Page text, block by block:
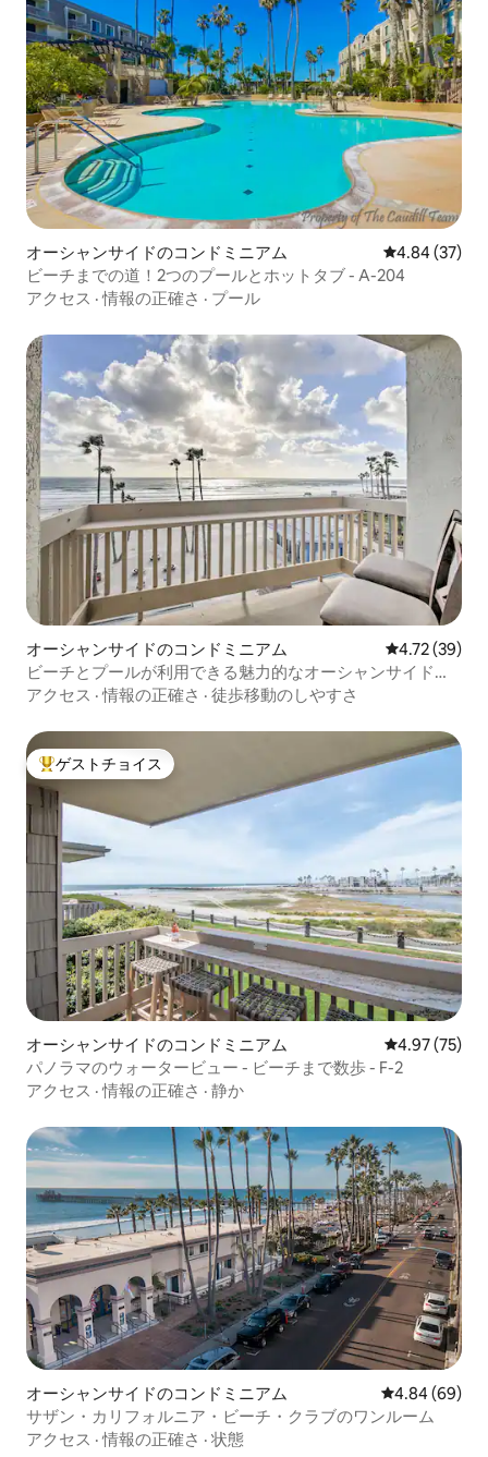
オーシャンサイドのコンドミニアム レビュー37
4.84 (37)
ビーチまでの道！2つのプールとホットタブ - A-204
アクセス ·情報の正確さ · プール
オーシャンサイドのコンドミニアム レビュー39
4.72 (39)
ビーチとプールが利用できる魅力的なオーシャンサイドの
コンドミニアム！
アクセス ·情報の正確さ · 徒歩移動のしやすさ
大好評のゲストチョイスです。
ゲストチョイス
オーシャンサイドのコンドミニアム レビュー75
4.97 (75)
パノラマのウォータービュー - ビーチまで数歩 - F-2
アクセス ·情報の正確さ · 静か
オーシャンサイドのコンドミニアム レビュー69件
4.84 (69)
サザン・カリフォルニア・ビーチ・クラブのワンルーム
アクセス ·情報の正確さ · 状態